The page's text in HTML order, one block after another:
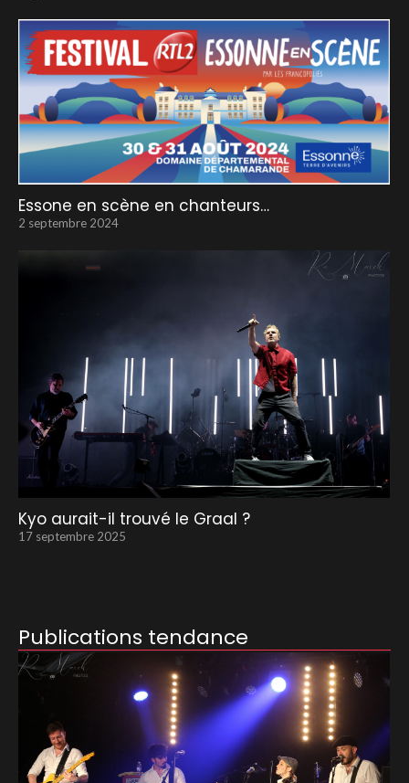
Essone en scène en chanteurs…
2 septembre 2024
Kyo aurait-il trouvé le Graal ?
17 septembre 2025
Publications tendance